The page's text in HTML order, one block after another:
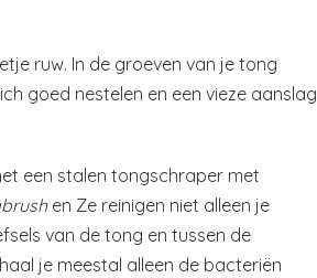
ruw. In de groeven van je tong
goed nestelen en een vieze aanslag
een stalen tongschraper met
en Ze reinigen niet alleen je
van de tong en tussen de
je meestal alleen de bacteriën